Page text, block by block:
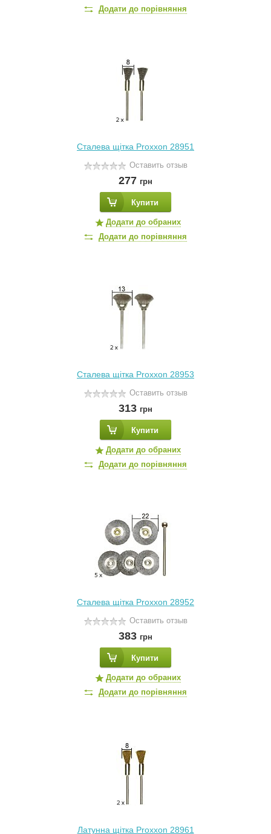
Додати до порівняння
Сталева щітка Proxxon 28951
Оставить отзыв
277 грн
Купити
Додати до обраних
Додати до порівняння
Сталева щітка Proxxon 28953
Оставить отзыв
313 грн
Купити
Додати до обраних
Додати до порівняння
Сталева щітка Proxxon 28952
Оставить отзыв
383 грн
Купити
Додати до обраних
Додати до порівняння
Латунна щітка Proxxon 28961